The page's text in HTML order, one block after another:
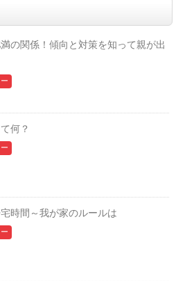
の関係！傾向と対策を知って親が出
何？
時間～我が家のルールは